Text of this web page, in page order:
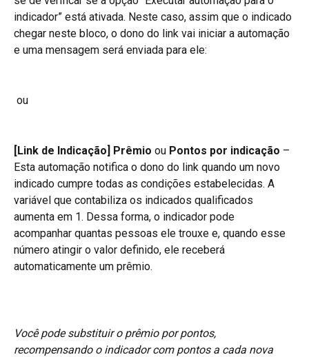
indicador” está ativada. Neste caso, assim que o indicado
chegar neste bloco, o dono do link vai iniciar a automação
e uma mensagem será enviada para ele:
ou
[Link de Indicação] Prêmio ou Pontos por indicação –
Esta automação notifica o dono do link quando um novo
indicado cumpre todas as condições estabelecidas. A
variável que contabiliza os indicados qualificados
aumenta em 1. Dessa forma, o indicador pode
acompanhar quantas pessoas ele trouxe e, quando esse
número atingir o valor definido, ele receberá
automaticamente um prêmio.
Você pode substituir o prêmio por pontos,
recompensando o indicador com pontos a cada nova